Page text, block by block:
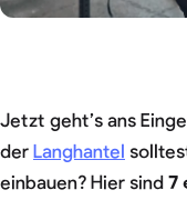
Jetzt geht’s ans
der Langhantel
einbauen? Hier sind 7